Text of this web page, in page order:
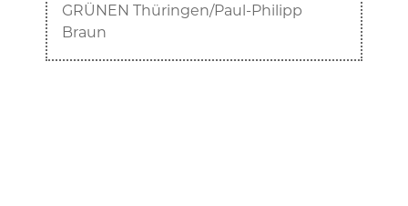
GRÜNEN Thüringen/Paul-Philipp
Braun